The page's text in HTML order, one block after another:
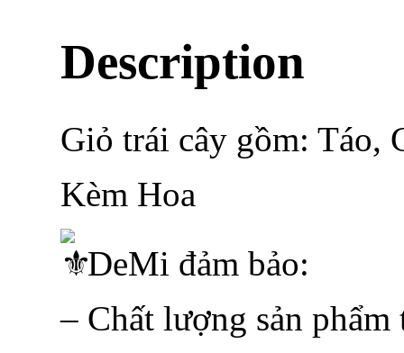
Description
Giỏ trái cây gồm: Táo,
Kèm Hoa
DeMi đảm bảo:
– Chất lượng sản